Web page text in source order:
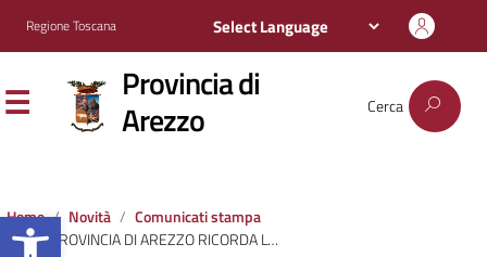
Apri la barra degli strumenti
Regione Toscana
Provincia di
Arezzo Cerca
Home Novità
Comunicati stampa
LA PROVINCIA DI AREZZO RICORDA L’ACCENSIONE DEI FUOCHI SUI MONTI DELL’APPENNINO TOSCANO IN OCCASIONE DEL 79° ANNIVERSARIO DELLA LOTTA DELLA RESISTENZA E DI LIBERAZIONE DEL TERRITORIO ARETINO